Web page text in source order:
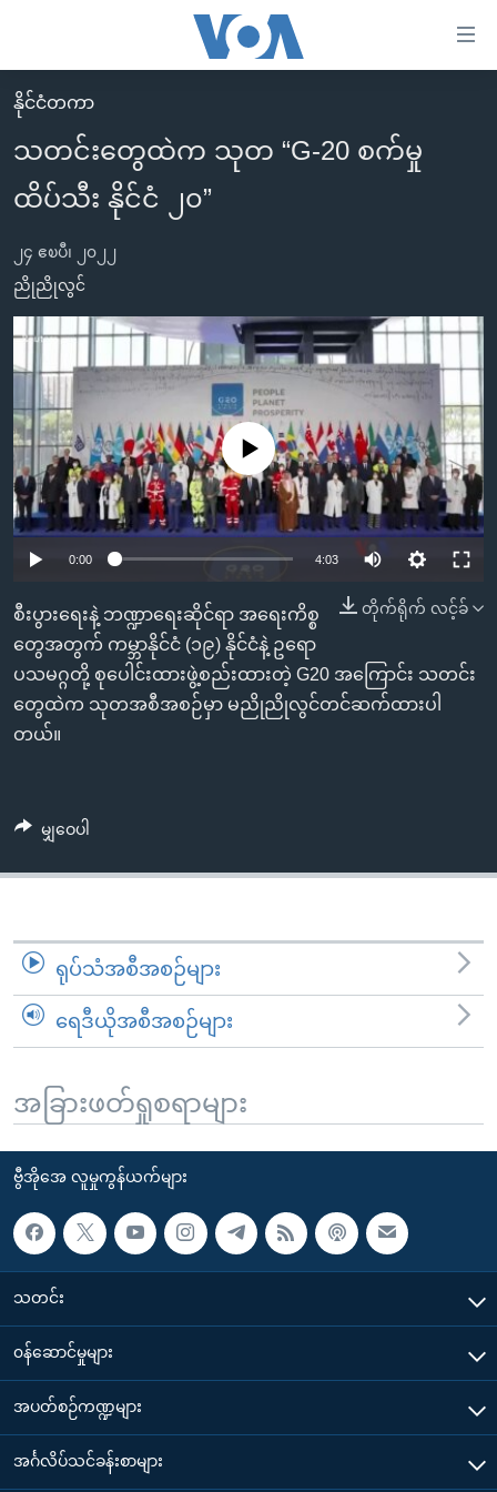
လွယ်ကူ
စေ
သည့်
များ
ပင်မ
အကြောင်းအရာ
ကြည့်
ရန်
ပင်မ
အ
ညွန်း
စာမျက်နှာ
ကျော်
ကြည့်
ရန်
ရှာဖွေ
ရန်
ကျော်
မူလစာမျက်နှာ
မြန်မာ
ကမ္ဘာ့သတင်းများ
အမေရိကန်
တရုတ်
သတင်းလွတ်လပ်ခွင့်
ရပ်ဝန်းတခု လမ်းတခု အလွန်
အင်္ဂလိပ်စာလေ့လာမယ်
အမေရိကန်သုံးအီဒီယံ
မကြေးမုံရဲ့ အင်္ဂလိပ်စာ
ရုပ်ရှင်ထဲက အင်္ဂလိပ်စာ
သုတပဒေသာ အင်္ဂလိပ်စာ
အပတ်စဉ်ကဏ္ဍများ
ရေဒီယို
တီဗွီ
ရေဒီယိုနှင့်ရုပ်သံ အချက်အလက်များ
ရေဒီယို/တီဗွီအစီအစဉ်
Learning English
ဘာသာစကားများ
နိုင်ငံတကာ
သတင်းတွေထဲက သုတ “G-20 စက်မှု
ထိပ်သီး နိုင်ငံ ၂၀”
၂၄ ဧၿပီ၊ ၂၀၂၂
ညိုညိုလွင်
No media source currently available
0:00 4:03
တိုက်ရိုက် လင့်ခ်
စီးပွားရေးနဲ့ ဘဏ္ဍာရေးဆိုင်ရာ အရေးကိစ္စ
တွေအတွက် ကမ္ဘာနိုင်ငံ (၁၉) နိုင်ငံနဲ့ ဥရော
ပသမဂ္ဂတို့ စုပေါင်းထားဖွဲ့စည်းထားတဲ့ G20 အကြောင်း သတင်း
တွေထဲက သုတအစီအစဉ်မှာ မညိုညိုလွင်တင်ဆက်ထားပါ
တယ်။
မျှဝေပါ
ရုပ်သံအစီအစဉ်များ
ရေဒီယိုအစီအစဉ်များ
အခြားဖတ်ရှုစရာများ
ဗွီအိုအေ လူမှုကွန်ယက်များ
သတင်း
၀န်ဆောင်မှုများ
အပတ်စဉ်ကဏ္ဍများ
အင်္ဂလိပ်သင်ခန်းစာများ